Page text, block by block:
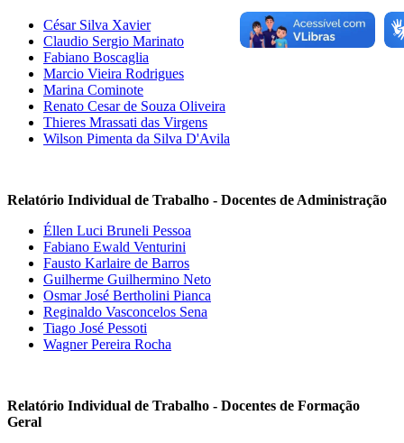
César Silva Xavier
Claudio Sergio Marinato
Fabiano Boscaglia
Marcio Vieira Rodrigues
Marina Cominote
Renato Cesar de Souza Oliveira
Thieres Mrassati das Virgens
Wilson Pimenta da Silva D'Avila
Relatório Individual de Trabalho - Docentes de Administração
Éllen Luci Bruneli Pessoa
Fabiano Ewald Venturini
Fausto Karlaire de Barros
Guilherme Guilhermino Neto
Osmar José Bertholini Pianca
Reginaldo Vasconcelos Sena
Tiago José Pessoti
Wagner Pereira Rocha
Relatório Individual de Trabalho - Docentes de Formação
Geral